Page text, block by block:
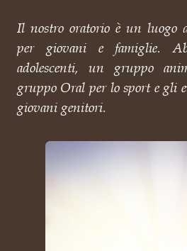
Il nostro oratorio è un luogo
per giovani e famiglie.
adolescenti, un gruppo
gruppo Oral per lo sport e gli
giovani genitori.